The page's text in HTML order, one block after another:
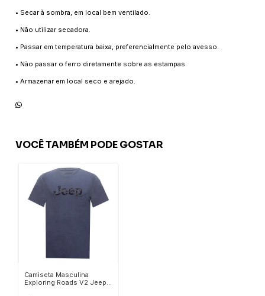
• Secar à sombra, em local bem ventilado.
• Não utilizar secadora.
• Passar em temperatura baixa, preferencialmente pelo avesso.
• Não passar o ferro diretamente sobre as estampas.
• Armazenar em local seco e arejado.
VOCÊ TAMBÉM PODE GOSTAR
Camiseta Masculina
Exploring Roads V2 Jeep -